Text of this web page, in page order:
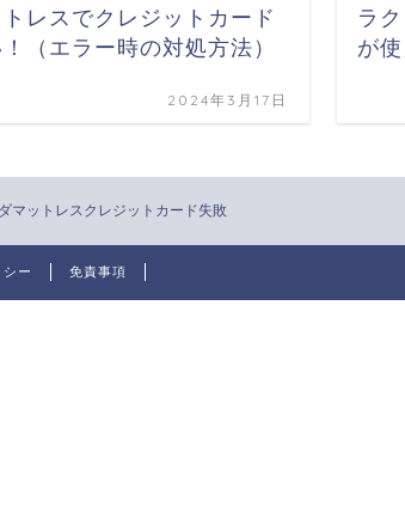
レスでクレジットカード
（エラー時の対処方法）
2024年3月17日
ラ
が
マットレスクレジットカード失敗
ー 免責事項